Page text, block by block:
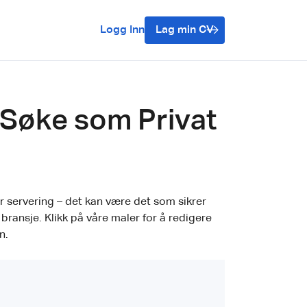
Logg Inn Lag min CV
som Privat
servering – det kan være det som sikrer
Klikk på våre maler for å redigere